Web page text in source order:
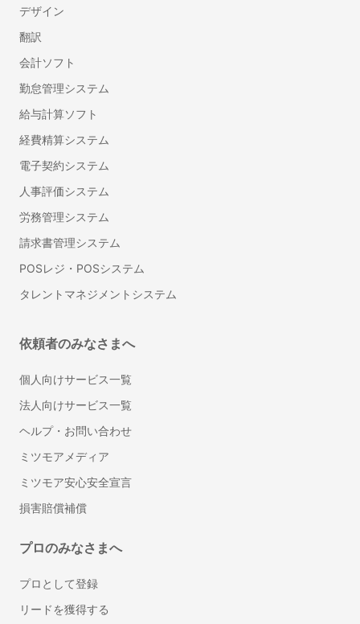
シャッター修理・取り付け
雨漏り修理
面格子取り付け
ドアクローザーの調整・交換
トイレの壁紙・クロスの張り替え
ドアノブ交換・修理
フローリング補修
ホスクリーン（室内物干し）取り付け
可動棚（自在棚）の取り付け
はがせる壁紙・アクセントクロス張り付け
雨戸の交換・修理
表札の取り付け・交換
耐震シェルター設置
自動車修理・整備
カーナビ取り付け
車検
車のバッテリー上がり・交換
ドライブレコーダー取り付け
カーフィルム・スモークフィルム施工
車のバックカメラ取り付け・修理
車の板金塗装
デザイン
翻訳
会計ソフト
勤怠管理システム
給与計算ソフト
経費精算システム
電子契約システム
人事評価システム
労務管理システム
請求書管理システム
POSレジ・POSシステム
タレントマネジメントシステム
依頼者のみなさまへ
個人向けサービス一覧
法人向けサービス一覧
ヘルプ・お問い合わせ
ミツモアメディア
ミツモア安心安全宣言
損害賠償補償
プロのみなさまへ
プロとして登録
リードを獲得する